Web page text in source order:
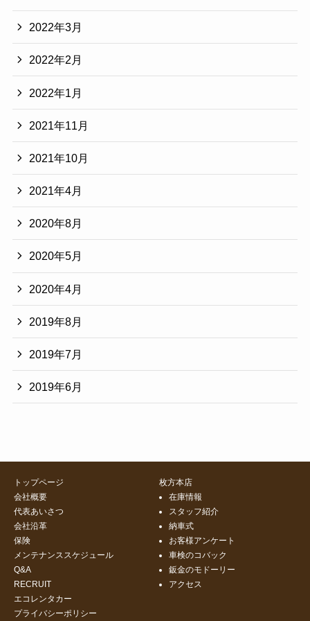
2022年3月
2022年2月
2022年1月
2021年11月
2021年10月
2021年4月
2020年8月
2020年5月
2020年4月
2019年8月
2019年7月
2019年6月
トップページ
会社概要
代表あいさつ
会社沿革
保険
メンテナンススケジュール
Q&A
RECRUIT
エコレンタカー
プライバシーポリシー
枚方本店
在庫情報
スタッフ紹介
納車式
お客様アンケート
車検のコバック
鈑金のモドーリー
アクセス